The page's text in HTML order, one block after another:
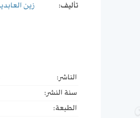
تأليف: زين
الناشر:
سنة النشر:
الطبعة: